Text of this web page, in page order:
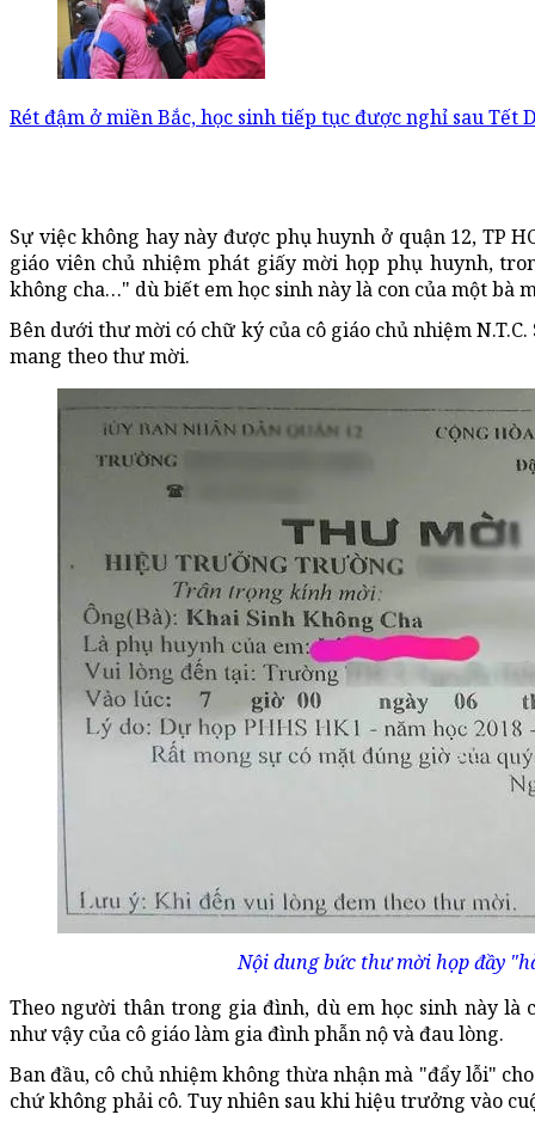
Rét đậm ở miền Bắc, học sinh tiếp tục được nghỉ sau Tết
Sự việc không hay này được phụ huynh ở quận 12, TP
giáo viên chủ nhiệm phát giấy mời họp phụ huynh,
không cha…" dù biết em học sinh này là con của một bà
Bên dưới thư mời có chữ ký của cô giáo chủ nhiệm
mang theo thư mời.
Nội dung bức thư mời họp đầy
Theo người thân trong gia đình, dù em học sinh này
như vậy của cô giáo làm gia đình phẫn nộ và đau lòng.
Ban đầu, cô chủ nhiệm không thừa nhận mà "đẩy lỗi"
chứ không phải cô. Tuy nhiên sau khi hiệu trưởng vào